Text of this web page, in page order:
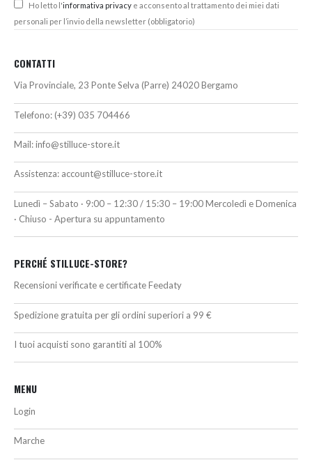
Ho letto l'informativa privacy e acconsento al trattamento dei miei dati
personali per l’invio della newsletter (obbligatorio)
CONTATTI
Via Provinciale, 23 Ponte Selva (Parre) 24020 Bergamo
Telefono: (+39) 035 704466
Mail:info@stilluce-store.it
Assistenza: account@stilluce-store.it
Lunedì – Sabato · 9:00 – 12:30 / 15:30 – 19:00 Mercoledì e Domenica
· Chiuso - Apertura su appuntamento
PERCHÉ STILLUCE-STORE?
Recensioni verificate e certificate Feedaty
Spedizione gratuita per gli ordini superiori a 99 €
I tuoi acquisti sono garantiti al 100%
MENU
Login
Marche